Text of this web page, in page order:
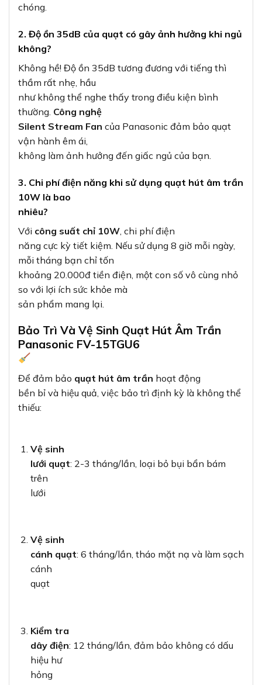
chóng.
2. Độ ồn 35dB của quạt có gây ảnh hưởng khi ngủ
không?
Không hề! Độ ồn 35dB tương đương với tiếng thì
thầm rất nhẹ, hầu
như không thể nghe thấy trong điều kiện bình
thường. Công nghệ
Silent Stream Fan của Panasonic đảm bảo quạt
vận hành êm ái,
không làm ảnh hưởng đến giấc ngủ của bạn.
3. Chi phí điện năng khi sử dụng quạt hút âm trần
10W là bao
nhiêu?
Với công suất chỉ 10W , chi phí điện
năng cực kỳ tiết kiệm. Nếu sử dụng 8 giờ mỗi ngày,
mỗi tháng bạn chỉ tốn
khoảng 20.000đ tiền điện, một con số vô cùng nhỏ
so với lợi ích sức khỏe mà
sản phẩm mang lại.
Bảo Trì Và Vệ Sinh Quạt Hút Âm Trần
Panasonic FV-15TGU6
Để đảm bảo quạt hút âm trần hoạt động
bền bỉ và hiệu quả, việc bảo trì định kỳ là không thể
thiếu:
Vệ sinh
lưới quạt: 2-3 tháng/lần, loại bỏ bụi bẩn bám
trên
lưới
Vệ sinh
cánh quạt: 6 tháng/lần, tháo mặt nạ và làm sạch
cánh
quạt
Kiểm tra
dây điện: 12 tháng/lần, đảm bảo không có dấu
hiệu hư
hỏng